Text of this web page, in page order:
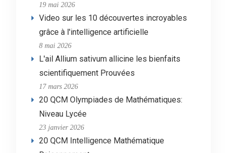
19 mai 2026
Video sur les 10 découvertes incroyables
grâce à l'intelligence artificielle
8 mai 2026
L'ail Allium sativum allicine les bienfaits
scientifiquement Prouvées
17 mars 2026
20 QCM Olympiades de Mathématiques:
Niveau Lycée
23 janvier 2026
20 QCM Intelligence Mathématique